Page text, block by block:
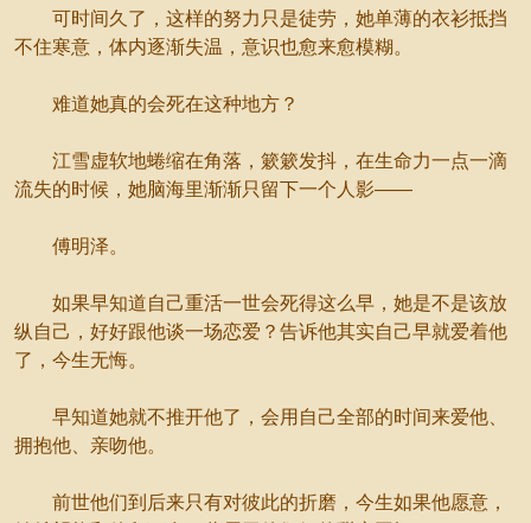
可时间久了，这样的努力只是徒劳，她单薄的衣衫抵挡
不住寒意，体内逐渐失温，意识也愈来愈模糊。
难道她真的会死在这种地方？
江雪虚软地蜷缩在角落，簌簌发抖，在生命力一点一滴
流失的时候，她脑海里渐渐只留下一个人影——
傅明泽。
如果早知道自己重活一世会死得这么早，她是不是该放
纵自己，好好跟他谈一场恋爱？告诉他其实自己早就爱着他
了，今生无悔。
早知道她就不推开他了，会用自己全部的时间来爱他、
拥抱他、亲吻他。
前世他们到后来只有对彼此的折磨，今生如果他愿意，